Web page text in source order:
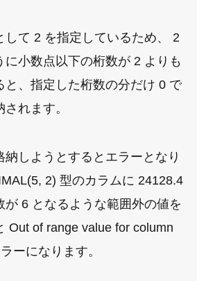
して 2 を指定しているため、 2
小数点以下の桁数が 2 よりも
と、指定した桁数の分だけ 0 で
れます。
しようとするとエラーとなり
2) 型のカラムに 24128.4
が 6 となるような範囲外の値を
Out of range value for column
ーになります。